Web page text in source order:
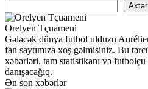
Axtar
Orelyen Tçuameni
Gələcək dünya futbol ulduzu
fan saytımıza xoş gəlmisiniz. Bu
xəbərləri, tam statistikanı və futbolçu
danışacağıq.
Ən son xəbərlər